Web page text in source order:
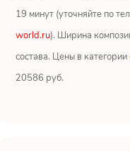
Показать еще
19 минут (уточняйте по
world.ru). Ширина
состава. Цены в категории
20586 руб.